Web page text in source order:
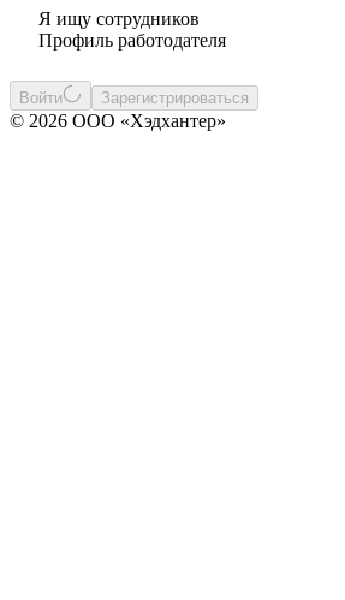
Я ищу сотрудников
Профиль работодателя
Войти Зарегистрироваться
© 2026 ООО «Хэдхантер»